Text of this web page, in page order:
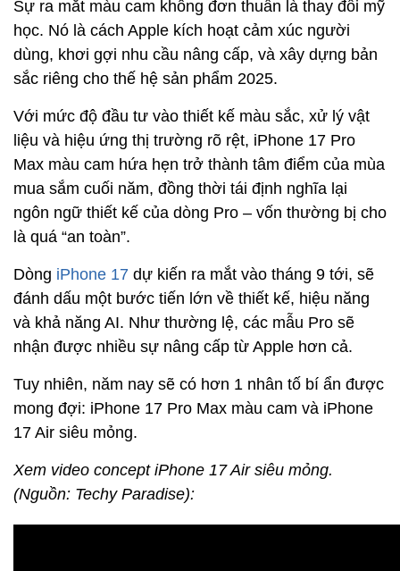
Sự ra mắt màu cam không đơn thuần là thay đổi mỹ
học. Nó là cách Apple kích hoạt cảm xúc người
dùng, khơi gợi nhu cầu nâng cấp, và xây dựng bản
sắc riêng cho thế hệ sản phẩm 2025.
Với mức độ đầu tư vào thiết kế màu sắc, xử lý vật
liệu và hiệu ứng thị trường rõ rệt, iPhone 17 Pro
Max màu cam hứa hẹn trở thành tâm điểm của mùa
mua sắm cuối năm, đồng thời tái định nghĩa lại
ngôn ngữ thiết kế của dòng Pro – vốn thường bị cho
là quá “an toàn”.
Dòng iPhone 17 dự kiến ra mắt vào tháng 9 tới, sẽ
đánh dấu một bước tiến lớn về thiết kế, hiệu năng
và khả năng AI. Như thường lệ, các mẫu Pro sẽ
nhận được nhiều sự nâng cấp từ Apple hơn cả.
Tuy nhiên, năm nay sẽ có hơn 1 nhân tố bí ẩn được
mong đợi: iPhone 17 Pro Max màu cam và iPhone
17 Air siêu mỏng.
Xem video concept iPhone 17 Air siêu mỏng.
(Nguồn: Techy Paradise):